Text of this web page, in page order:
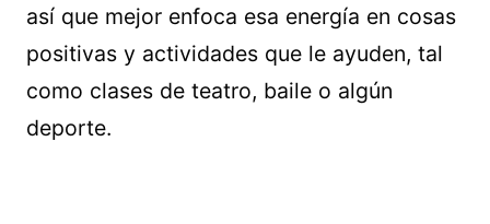
así que mejor enfoca esa energía en cosas
positivas y actividades que le ayuden, tal
como clases de teatro, baile o algún
deporte.